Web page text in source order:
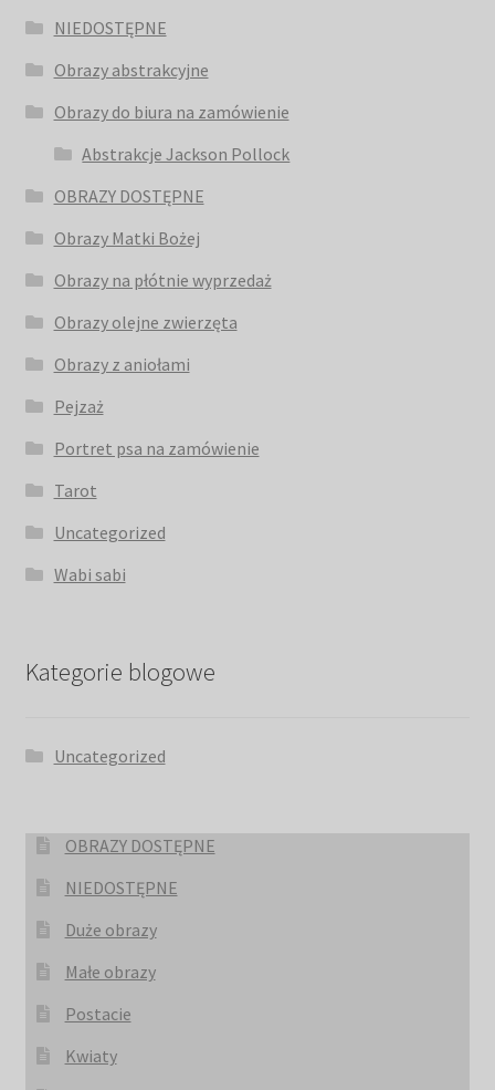
NIEDOSTĘPNE
Obrazy abstrakcyjne
Obrazy do biura na zamówienie
Abstrakcje Jackson Pollock
OBRAZY DOSTĘPNE
Obrazy Matki Bożej
Obrazy na płótnie wyprzedaż
Obrazy olejne zwierzęta
Obrazy z aniołami
Pejzaż
Portret psa na zamówienie
Tarot
Uncategorized
Wabi sabi
Kategorie blogowe
Uncategorized
OBRAZY DOSTĘPNE
NIEDOSTĘPNE
Duże obrazy
Małe obrazy
Postacie
Kwiaty